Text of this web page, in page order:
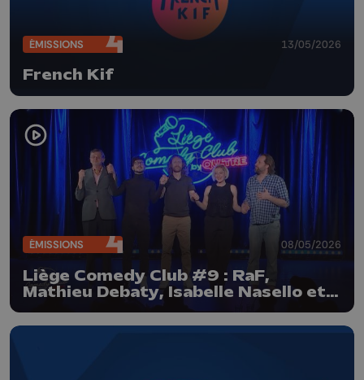
ÉMISSIONS 13/05/2026
French Kif
ÉMISSIONS 08/05/2026
Liège Comedy Club #9 : RaF,
Mathieu Debaty, Isabelle Nasello et
Dan Gagnon